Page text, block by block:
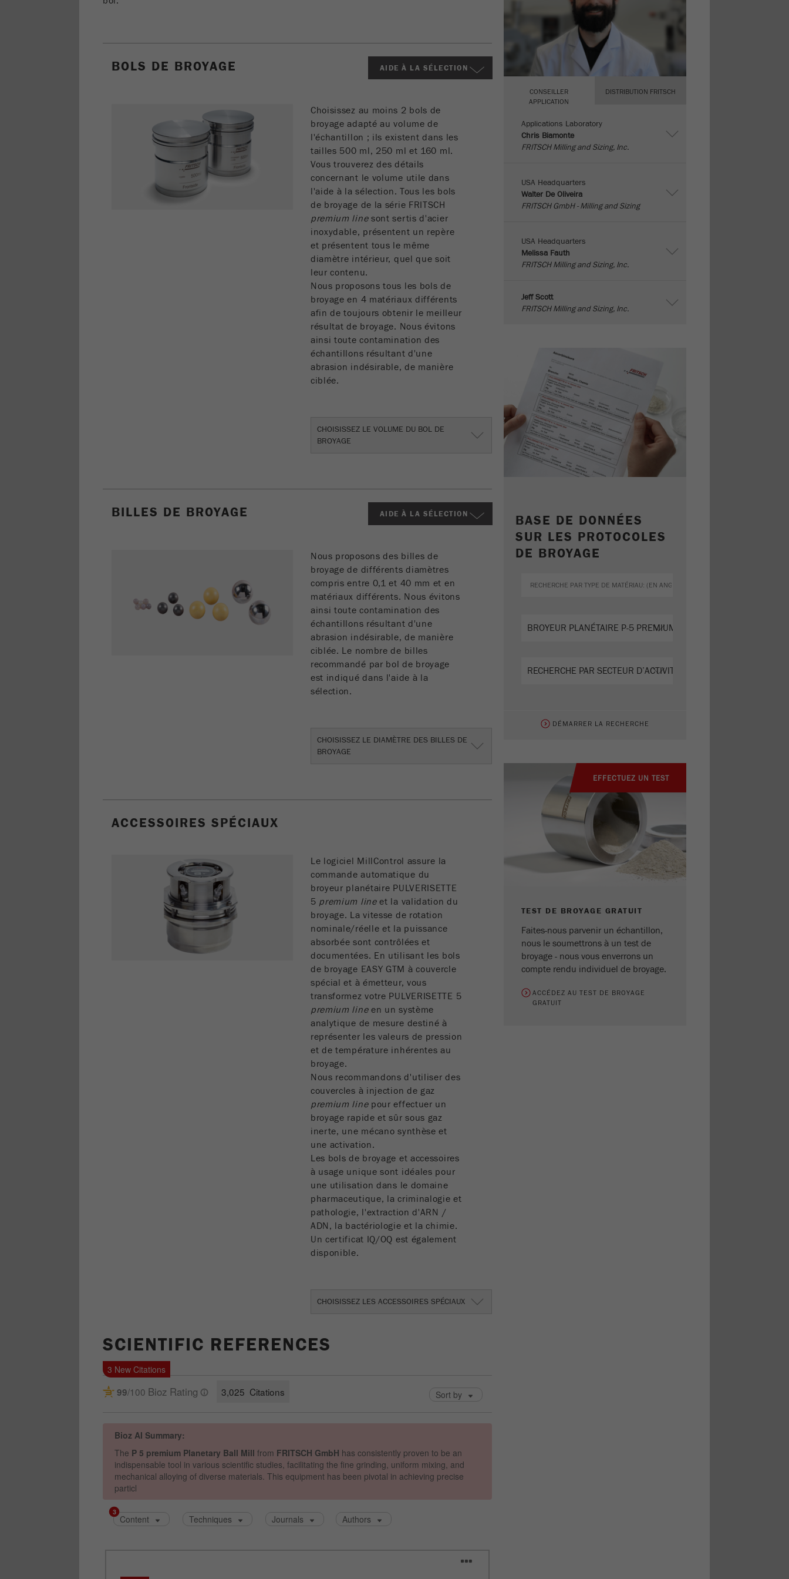
Nom PHPSESSID
méthode PHP session () est utilisée.
des cookies
Fin de session
Ce cookie fait parti du passé et n'est plus utilisé par
Google Analytics. Pour la compatibilité descendante
des pages qui utilisent toujours le code de suivi
besoin d'être pris en compte lors du debuggage et lors
de l'utilisation du nouveau code de suivi ga.js.
Cycle de vie
des cookies
Session
__utmz
Fournisseur google
Ce cookie est le cookie de ressource visiteur. Il
contient toutes les ressources visiteur Informations
Ce cookie stocke également si la source des visiteurs
de la dernière visite était différente de la source
actuelle. Si aucune information sur la source du
visiteur ne peut être déterminée, le cookie n'est pas
modifié. De cette façon, Google Analytics peut associer
des informations sur les visiteurs telles que les
conversions et les transactions de commerce
électronique à une source de visiteurs. Le cookie ne
6 mois
Google Tag Manager Google
visiteur utilise le site Web.
Cycle de vie
des cookies
2 ans
_gid
Fournisseur google
Utilisé par Google Analytics pour limiter le taux
_ym_d
_ym_isad
Fournisseur Yandex
Détermine si un utilisateur dispose de
bloqueurs de publicités.
Cycle de vie des
2 jours
_ym_uid
Fournisseur Yandex
Utilisé pour identifier les visiteur du site.
1 an
BOLS DE BROYAGE AIDE À LA SÉLECTION
Choisissez au moins 2 bols de
broyage adapté au volume de
l'échantillon ; ils existent dans les
tailles 500 ml, 250 ml et 160 ml.
Vous trouverez des détails
concernant le volume utile dans
l'aide à la sélection. Tous les bols
de broyage de la série FRITSCH
premium linesont sertis d'acier
inoxydable, présentent un repère
et présentent tous le même
diamètre intérieur, quel que soit
leur contenu.
Nous proposons tous les bols de
broyage en 4 matériaux différents
afin de toujours obtenir le meilleur
résultat de broyage. Nous évitons
ainsi toute contamination des
échantillons résultant d'une
abrasion indésirable, de manière
ciblée.
CHOISISSEZ LE VOLUME DU BOL DE
BROYAGE
BILLES DE BROYAGE AIDE À LA SÉLECTION
Nous proposons des billes de
broyage de différents diamètres
compris entre 0,1 et 40 mm et en
matériaux différents. Nous évitons
ainsi toute contamination des
échantillons résultant d'une
abrasion indésirable, de manière
ciblée. Le nombre de billes
recommandé par bol de broyage
est indiqué dans l'aide à la
sélection.
CHOISISSEZ LE DIAMÈTRE DES BILLES DE
BROYAGE
ACCESSOIRES SPÉCIAUX
Le logiciel MillControl assure la
commande automatique du
broyeur planétaire PULVERISETTE
5 premium lineet la validation du
broyage. La vitesse de rotation
nominale/réelle et la puissance
absorbée sont contrôlées et
documentées. En utilisant les bols
de broyage EASY GTM à couvercle
spécial et à émetteur, vous
transformez votre PULVERISETTE 5
premium lineen un système
analytique de mesure destiné à
représenter les valeurs de pression
et de température inhérentes au
broyage.
Nous recommandons d'utiliser des
couvercles à injection de gaz
premium linepour effectuer un
broyage rapide et sûr sous gaz
inerte, une mécano synthèse et
une activation.
Les bols de broyage et accessoires
à usage unique sont idéales pour
une utilisation dans le domaine
pharmaceutique, la criminalogie et
pathologie, l'extraction d'ARN /
ADN, la bactériologie et la chimie.
Un certificat IQ/OQ est également
disponible.
CHOISISSEZ LES ACCESSOIRES SPÉCIAUX
SCIENTIFIC REFERENCES
CONSEILLER
APPLICATION
DISTRIBUTION FRITSCH
Applications Laboratory
Chris Biamonte
FRITSCH Milling and Sizing, Inc.
USA Headquarters
Walter De Oliveira
FRITSCH GmbH - Milling and Sizing
USA Headquarters
Melissa Fauth
FRITSCH Milling and Sizing, Inc.
Jeff Scott
FRITSCH Milling and Sizing, Inc.
BASE DE DONNÉES
SUR LES PROTOCOLES
DE BROYAGE
DÉMARRER LA RECHERCHE
EFFECTUEZ UN TEST
TEST DE BROYAGE GRATUIT
Faites-nous parvenir un échantillon,
nous le soumettrons à un test de
broyage - nous vous enverrons un
compte rendu individuel de broyage.
ACCÉDEZ AU TEST DE BROYAGE
GRATUIT